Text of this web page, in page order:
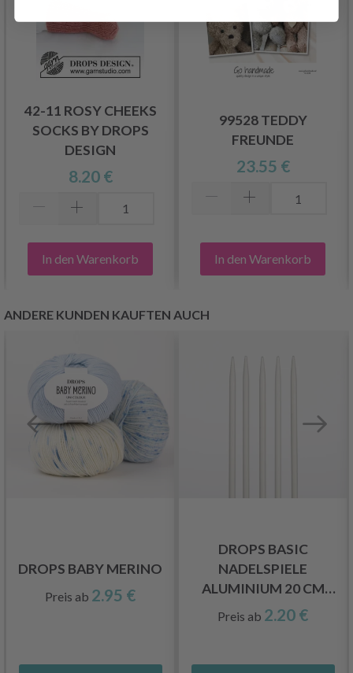
42-11 ROSY CHEEKS
SOCKS BY DROPS
DESIGN
8.20 €
In den Warenkorb
99528 TEDDY
FREUNDE
23.55 €
In den Warenkorb
ANDERE KUNDEN KAUFTEN AUCH
DROPS BABY MERINO
Preis ab 2.95 €
DROPS BASIC
NADELSPIELE
ALUMINIUM 20 CM
(2.00-5.00 MM)
Preis ab 2.20 €